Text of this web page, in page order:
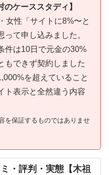
ケーススタディ】
女性「サイトに8%〜と
て申し込みました。
件は10日で元金の30%
もできず契約しました
を超えていること
ト表示と全然違う内容
を保証するものではありませ
・評判・実態【木祖